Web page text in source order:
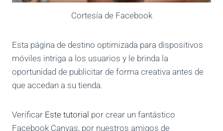
Cortesía de Facebook
Esta página de destino optimizada para dispositivos
móviles intriga a los usuarios y le brinda la
oportunidad de publicitar de forma creativa antes de
que accedan a su tienda.
Verificar Este tutorial por crear un fantástico
Facebook Canvas, por nuestros amigos de